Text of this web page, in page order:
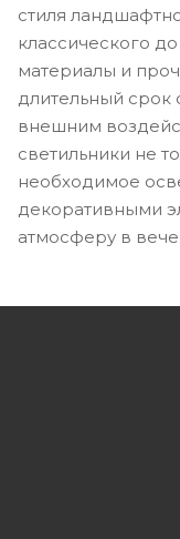
стиля
классического
материалы и
длительный срок
внешним
светильники не
необходимое
декоративными
атмосферу в